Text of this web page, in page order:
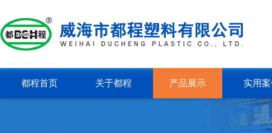
都程首页 关于都程 产品展示 实用